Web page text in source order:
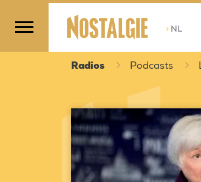
>NL
Radios Podcasts